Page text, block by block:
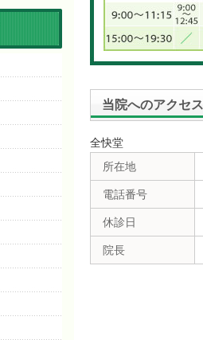
当院へのアクセ
全快堂
所在地
電話番号
休診日
院長